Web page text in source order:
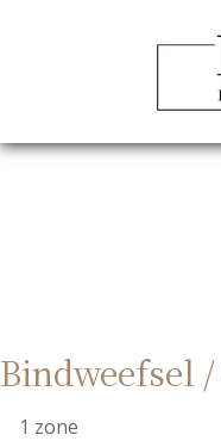
Bindweefsel
1 zone